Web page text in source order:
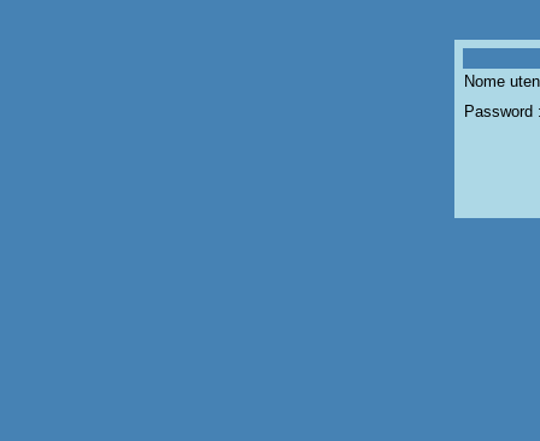
Nome
Password